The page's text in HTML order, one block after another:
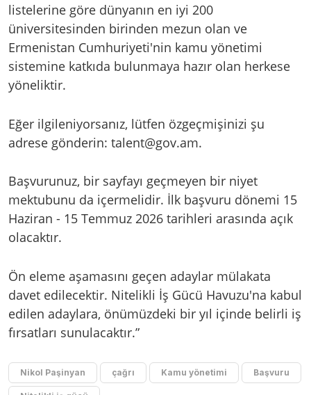
listelerine göre dünyanın en iyi 200
üniversitesinden birinden mezun olan ve
Ermenistan Cumhuriyeti'nin kamu yönetimi
sistemine katkıda bulunmaya hazır olan herkese
yöneliktir.
Eğer ilgileniyorsanız, lütfen özgeçmişinizi şu
adrese gönderin: talent@gov.am.
Başvurunuz, bir sayfayı geçmeyen bir niyet
mektubunu da içermelidir. İlk başvuru dönemi 15
Haziran - 15 Temmuz 2026 tarihleri arasında açık
olacaktır.
Ön eleme aşamasını geçen adaylar mülakata
davet edilecektir. Nitelikli İş Gücü Havuzu'na kabul
edilen adaylara, önümüzdeki bir yıl içinde belirli iş
fırsatları sunulacaktır.”
Nikol Paşinyan çağrı Kamu yönetimi Başvuru